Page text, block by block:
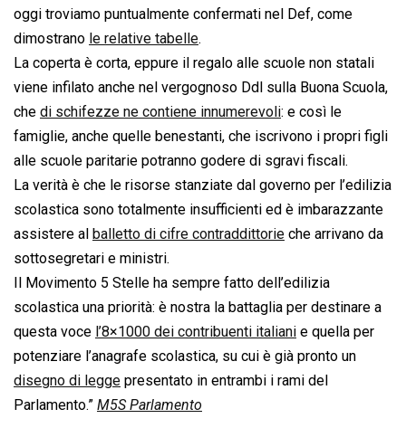
oggi troviamo puntualmente confermati nel Def, come
dimostrano le relative tabelle.
La coperta è corta, eppure il regalo alle scuole non statali
viene infilato anche nel vergognoso Ddl sulla Buona Scuola,
che di schifezze ne contiene innumerevoli: e così le
famiglie, anche quelle benestanti, che iscrivono i propri figli
alle scuole paritarie potranno godere di sgravi fiscali.
La verità è che le risorse stanziate dal governo per l’edilizia
scolastica sono totalmente insufficienti ed è imbarazzante
assistere al balletto di cifre contraddittorie che arrivano da
sottosegretari e ministri.
Il Movimento 5 Stelle ha sempre fatto dell’edilizia
scolastica una priorità: è nostra la battaglia per destinare a
questa voce l’8×1000 dei contribuenti italiani e quella per
potenziare l’anagrafe scolastica, su cui è già pronto un
disegno di legge presentato in entrambi i rami del
Parlamento.” M5S Parlamento